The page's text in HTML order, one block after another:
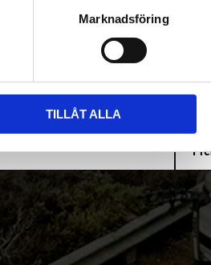
Marknadsföring
TILLÅT ALLA
med/utan montering